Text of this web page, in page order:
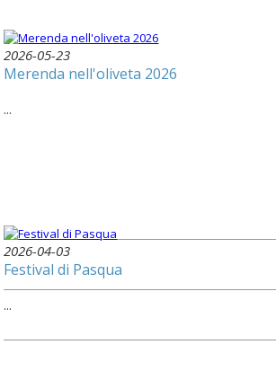
2026-05-23
Merenda nell'oliveta 2026
...
2026-04-03
Festival di Pasqua
...